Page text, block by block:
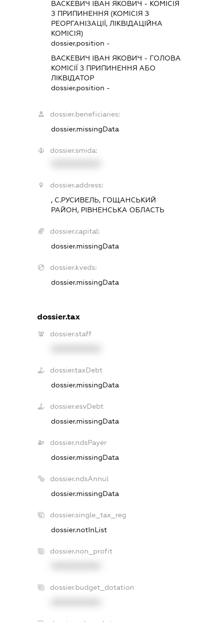
ВАСКЕВИЧ ІВАН ЯКОВИЧ - КОМІСІЯ
З ПРИПИНЕННЯ (КОМІСІЯ З
РЕОРГАНІЗАЦІЇ, ЛІКВІДАЦІЙНА
КОМІСІЯ)
dossier.position -
ВАСКЕВИЧ ІВАН ЯКОВИЧ - ГОЛОВА
КОМІСІЇ З ПРИПИНЕННЯ АБО
ЛІКВІДАТОР
dossier.position -
dossier.beneficiaries:
dossier.missingData
dossier.smida:
dossier.address:
, С.РУСИВЕЛЬ, ГОЩАНСЬКИЙ
РАЙОН, РІВНЕНСЬКА ОБЛАСТЬ
dossier.capital:
dossier.missingData
dossier.kveds:
dossier.missingData
dossier.tax
dossier.staff
dossier.taxDebt
dossier.missingData
dossier.esvDebt
dossier.missingData
dossier.ndsPayer
dossier.missingData
dossier.ndsAnnul
dossier.missingData
dossier.single_tax_reg
dossier.notInList
dossier.non_profit
dossier.budget_dotation